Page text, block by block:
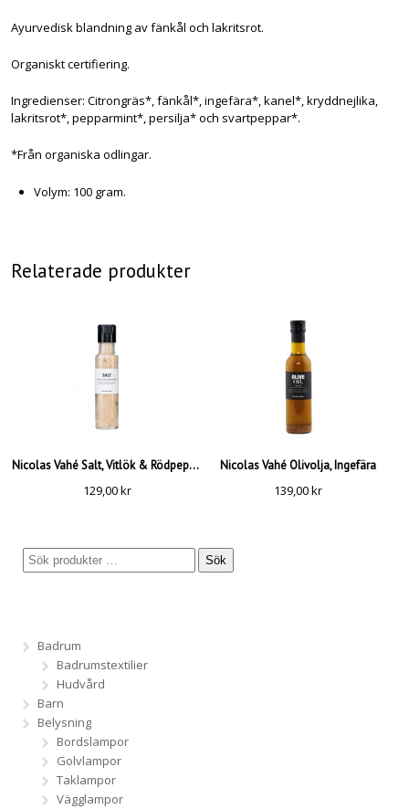
Ayurvedisk blandning av fänkål och lakritsrot.
Organiskt certifiering.
Ingredienser: Citrongräs*, fänkål*, ingefära*, kanel*, kryddnejlika,
lakritsrot*, pepparmint*, persilja* och svartpeppar*.
*Från organiska odlingar.
Volym: 100 gram.
Relaterade produkter
Nicolas Vahé Salt, Vitlök & Rödpeppar
129,00kr
Nicolas Vahé Olivolja, Ingefära
139,00kr
Sök
Badrum
Badrumstextilier
Hudvård
Barn
Belysning
Bordslampor
Golvlampor
Taklampor
Vägglampor